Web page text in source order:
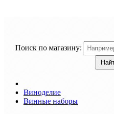
Поиск по магазину:
Виноделие
Винные наборы